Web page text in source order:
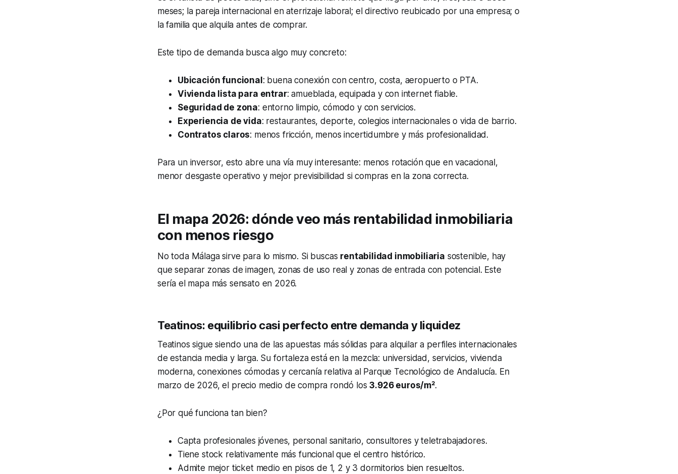
meses; la pareja internacional en aterrizaje laboral; el directivo reubicado por una empresa; o
la familia que alquila antes de comprar.
Este tipo de demanda busca algo muy concreto:
Ubicación funcional : buena conexión con centro, costa, aeropuerto o PTA.
Vivienda lista para entrar: amueblada, equipada y con internet fiable.
Seguridad de zona: entorno limpio, cómodo y con servicios.
Experiencia de vida: restaurantes, deporte, colegios internacionales o vida de barrio.
Contratos claros: menos fricción, menos incertidumbre y más profesionalidad.
Para un inversor, esto abre una vía muy interesante: menos rotación que en vacacional,
menor desgaste operativo y mejor previsibilidad si compras en la zona correcta.
El mapa 2026: dónde veo más rentabilidad inmobiliaria
con menos riesgo
No toda Málaga sirve para lo mismo. Si buscas rentabilidad inmobiliaria sostenible, hay
que separar zonas de imagen, zonas de uso real y zonas de entrada con potencial. Este
sería el mapa más sensato en 2026.
Teatinos: equilibrio casi perfecto entre demanda y liquidez
Teatinos sigue siendo una de las apuestas más sólidas para alquilar a perfiles internacionales
de estancia media y larga. Su fortaleza está en la mezcla: universidad, servicios, vivienda
moderna, conexiones cómodas y cercanía relativa al Parque Tecnológico de Andalucía. En
marzo de 2026, el precio medio de compra rondó los3.926 euros/m².
¿Por qué funciona tan bien?
Capta profesionales jóvenes, personal sanitario, consultores y teletrabajadores.
Tiene stock relativamente más funcional que el centro histórico.
Admite mejor ticket medio en pisos de 1, 2 y 3 dormitorios bien resueltos.